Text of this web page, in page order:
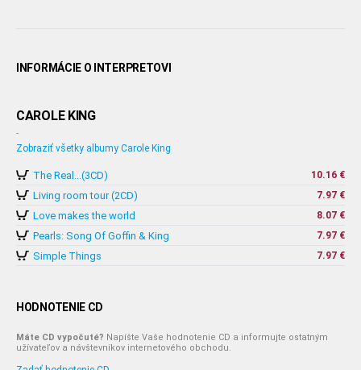
INFORMÁCIE O INTERPRETOVI
CAROLE KING
-
Zobraziť všetky albumy Carole King
The Real...(3CD) 10.16 €
Living room tour (2CD) 7.97 €
Love makes the world 8.07 €
Pearls: Song Of Goffin & King 7.97 €
Simple Things 7.97 €
HODNOTENIE CD
Máte CD vypočuté? Napíšte Vaše hodnotenie CD a informujte ostatným
užívateľov a návštevníkov internetového obchodu.